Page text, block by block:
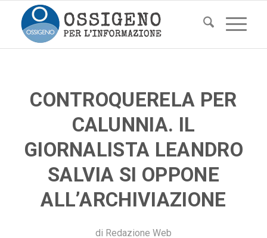
CONTROQUERELA PER
CALUNNIA. IL
GIORNALISTA LEANDRO
SALVIA SI OPPONE
ALL’ARCHIVIAZIONE
di Redazione Web